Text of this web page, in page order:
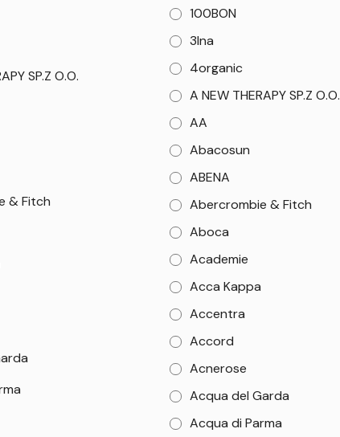
SP.Z O.O.
& Fitch
100BON
3Ina
4organic
A NEW THERAPY SP.Z O.O.
AA
Abacosun
ABENA
Abercrombie & Fitch
Aboca
Academie
Acca Kappa
Accentra
Accord
Acnerose
Acqua del Garda
Acqua di Parma